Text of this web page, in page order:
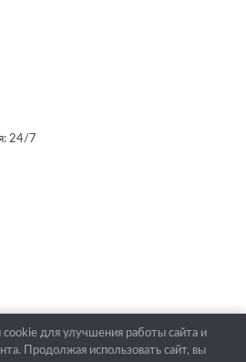
24/7
для улучшения работы сайта и
Продолжая использовать сайт, вы